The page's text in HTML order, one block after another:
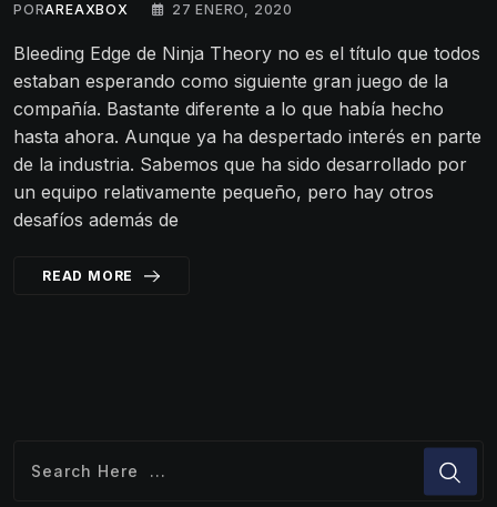
PORAREAXBOX 27 ENERO, 2020
Bleeding Edge de Ninja Theory no es el título que todos
estaban esperando como siguiente gran juego de la
compañía. Bastante diferente a lo que había hecho
hasta ahora. Aunque ya ha despertado interés en parte
de la industria. Sabemos que ha sido desarrollado por
un equipo relativamente pequeño, pero hay otros
desafíos además de
READ MORE